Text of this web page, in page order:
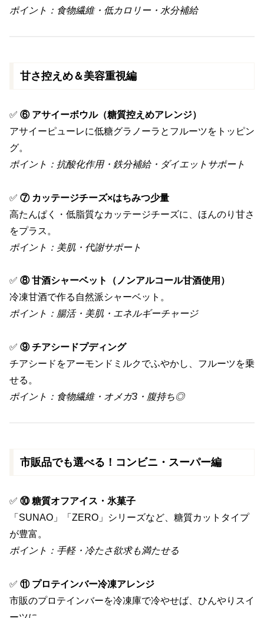
ポイント：食物繊維・低カロリー・水分補給
甘さ控えめ＆美容重視編
✅ ⑥ アサイーボウル（糖質控えめアレンジ）
アサイーピューレに低糖グラノーラとフルーツをトッピン
グ。
ポイント：抗酸化作用・鉄分補給・ダイエットサポート
✅ ⑦ カッテージチーズ×はちみつ少量
高たんぱく・低脂質なカッテージチーズに、ほんのり甘さ
をプラス。
ポイント：美肌・代謝サポート
✅ ⑧ 甘酒シャーベット（ノンアルコール甘酒使用）
冷凍甘酒で作る自然派シャーベット。
ポイント：腸活・美肌・エネルギーチャージ
✅ ⑨ チアシードプディング
チアシードをアーモンドミルクでふやかし、フルーツを乗
せる。
ポイント：食物繊維・オメガ3・腹持ち◎
市販品でも選べる！コンビニ・スーパー編
✅ ⑩ 糖質オフアイス・氷菓子
「SUNAO」「ZERO」シリーズなど、糖質カットタイプ
が豊富。
ポイント：手軽・冷たさ欲求も満たせる
✅ ⑪ プロテインバー冷凍アレンジ
市販のプロテインバーを冷凍庫で冷やせば、ひんやりスイ